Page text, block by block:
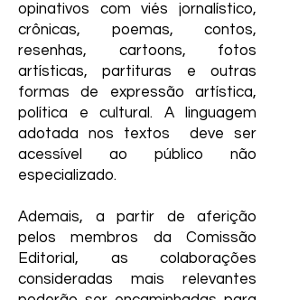
opinativos com viés jornalístico,
crônicas, poemas, contos,
resenhas, cartoons, fotos
artísticas, partituras e outras
formas de expressão artística,
política e cultural. A linguagem
adotada nos textos deve ser
acessível ao público não
especializado.
Ademais, a partir de aferição
pelos membros da Comissão
Editorial, as colaborações
consideradas mais relevantes